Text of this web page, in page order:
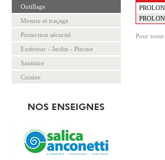
Outillage
Mesure et traçage
Protection sécurité
Extérieur - Jardin - Piscine
Sanitaire
Cuisine
Pour toute